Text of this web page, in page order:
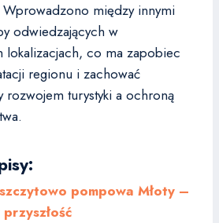
między innymi
odwiedzających w
lokalizacjach, co ma zapobiec
regionu i zachować
rozwojem turystyki a ochroną
pompowa Młoty –